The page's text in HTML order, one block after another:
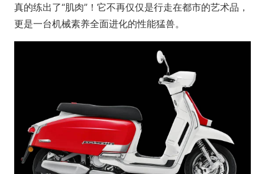
真的练出了“肌肉”！它不再仅仅是行走在都市的艺术品，
更是一台机械素养全面进化的性能猛兽。